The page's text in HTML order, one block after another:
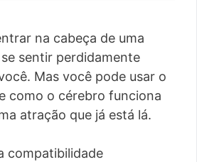
na cabeça de uma
sentir perdidamente
Mas você pode usar o
como o cérebro funciona
atração que já está lá.
compatibilidade